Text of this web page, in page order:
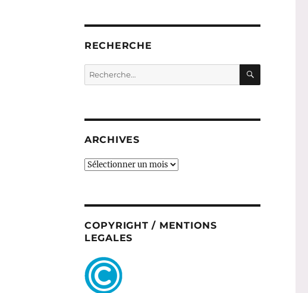
d’octobre ! »
RECHERCHE
Recherche
pour :
ARCHIVES
ARCHIVES
COPYRIGHT / MENTIONS
LEGALES